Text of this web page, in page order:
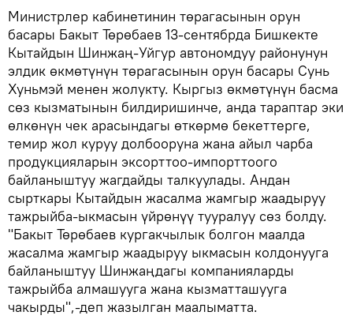
Министрлер кабинетинин төрагасынын орун
басары Бакыт Төрөбаев 13-сентябрда Бишкекте
Кытайдын Шинжаң-Уйгур автономдуу районунун
элдик өкмөтүнүн төрагасынын орун басары Сунь
Хуньмэй менен жолукту. Кыргыз өкмөтүнүн басма
сөз кызматынын билдиришинче, анда тараптар эки
өлкөнүн чек арасындагы өткөрмө бекеттерге,
темир жол куруу долбооруна жана айыл чарба
продукцияларын эксорттоо-импорттоого
байланыштуу жагдайды талкуулады. Андан
сырткары Кытайдын жасалма жамгыр жаадыруу
тажрыйба-ыкмасын үйрөнүү тууралуу сөз болду.
"Бакыт Төрөбаев кургакчылык болгон маалда
жасалма жамгыр жаадыруу ыкмасын колдонууга
байланыштуу Шинжаңдагы компанияларды
тажрыйба алмашууга жана кызматташууга
чакырды",-деп жазылган маалыматта.